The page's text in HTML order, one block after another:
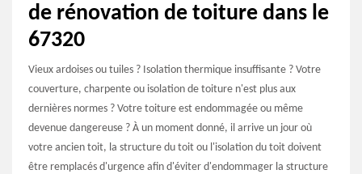
de rénovation de toiture dans le
67320
Vieux ardoises ou tuiles ? Isolation thermique insuffisante ? Votre
couverture, charpente ou isolation de toiture n'est plus aux
dernières normes ? Votre toiture est endommagée ou même
devenue dangereuse ? À un moment donné, il arrive un jour où
votre ancien toit, la structure du toit ou l'isolation du toit doivent
être remplacés d'urgence afin d'éviter d'endommager la structure